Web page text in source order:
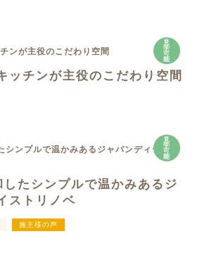
見
学
可
能
ッチンが主役のこだわり空間
見
学
可
能
たシンプルで温かみあるジ
ストリノベ
施主様の声